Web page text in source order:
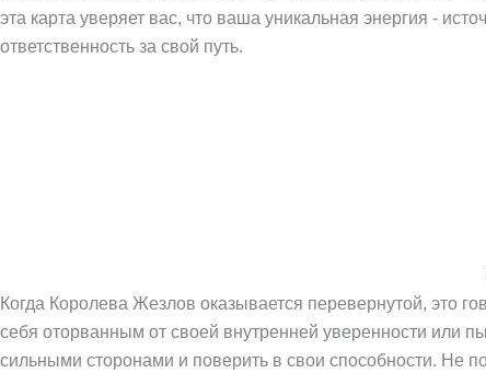
эта карта уверяет вас, что ваша уникальная энергия -
ответственность за свой путь.
Когда Королева Жезлов оказывается перевернутой, это
себя оторванным от своей внутренней уверенности или
сильными сторонами и поверить в свои способности. Не